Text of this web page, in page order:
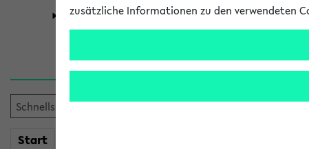
Universität Forschung
Start
Sie möchten auf eine
zusätzliche Informationen zu den verwendeten